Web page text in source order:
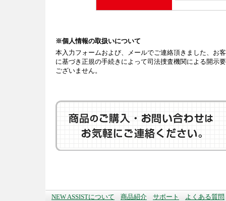
※個人情報の取扱いについて
本入力フォームおよび、メールでご連絡頂きました、お
に基づき正規の手続きによって司法捜査機関による開示
ございません。
NEW ASSISTについて 商品紹介 サポート
よくある質問